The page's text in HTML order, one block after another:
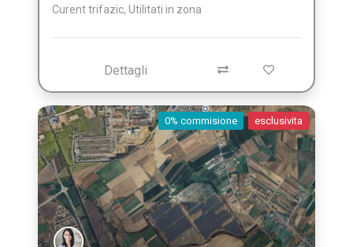
Curent trifazic, Utilitati in zona
Dettagli
0% commisione esclusivita